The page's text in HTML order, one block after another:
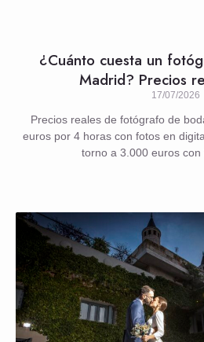
¿Cuánto cuesta un
Madrid? Precios
17/07/2026
Precios reales de fotógrafo de
euros por 4 horas con fotos en
torno a 3.000 euros con